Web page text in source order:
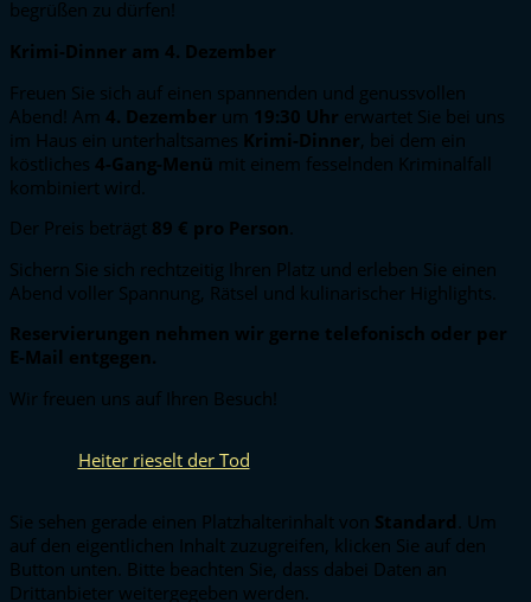
begrüßen zu dürfen!
Krimi-Dinner am 4. Dezember
Freuen Sie sich auf einen spannenden und genussvollen
Abend! Am 4. Dezember um 19:30 Uhr erwartet Sie bei uns
im Haus ein unterhaltsames Krimi-Dinner, bei dem ein
köstliches 4-Gang-Menü mit einem fesselnden Kriminalfall
kombiniert wird.
Der Preis beträgt 89 € pro Person
Sichern Sie sich rechtzeitig Ihren Platz und erleben Sie einen
Abend voller Spannung, Rätsel und kulinarischer Highlights.
Reservierungen nehmen wir gerne telefonisch oder per
E-Mail entgegen.
Wir freuen uns auf Ihren Besuch!
Heiter rieselt der Tod
Sie sehen gerade einen Platzhalterinhalt von Standard . Um
auf den eigentlichen Inhalt zuzugreifen, klicken Sie auf den
Button unten. Bitte beachten Sie, dass dabei Daten an
Drittanbieter weitergegeben werden.